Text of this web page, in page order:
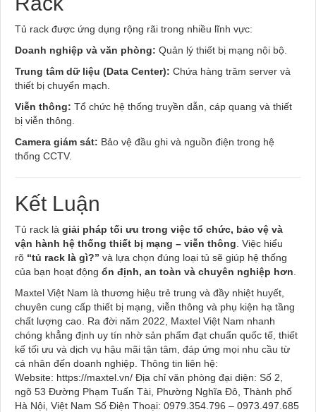
Tủ rack được ứng dụng rộng rãi trong nhiều lĩnh vực:
Doanh nghiệp và văn phòng: Quản lý thiết bị mạng nội bộ.
Trung tâm dữ liệu (Data Center): Chứa hàng trăm server và
thiết bị chuyển mạch.
Viễn thông: Tổ chức hệ thống truyền dẫn, cáp quang và thiết
bị viễn thông.
Camera giám sát: Bảo vệ đầu ghi và nguồn điện trong hệ
thống CCTV.
Kết Luận
Tủ rack là giải pháp tối ưu trong việc tổ chức, bảo vệ và
vận hành hệ thống thiết bị mạng – viễn thông . Việc hiểu
rõ “tủ rack là gì?” và lựa chọn đúng loại tủ sẽ giúp hệ thống
của bạn hoạt động ổn định, an toàn và chuyên nghiệp hơn
Maxtel Việt Nam là thương hiệu trẻ trung và đầy nhiệt huyết,
chuyên cung cấp thiết bị mạng, viễn thông và phụ kiện hạ tầng
chất lượng cao. Ra đời năm 2022, Maxtel Việt Nam nhanh
chóng khẳng định uy tín nhờ sản phẩm đạt chuẩn quốc tế, thiết
kế tối ưu và dịch vụ hậu mãi tận tâm, đáp ứng mọi nhu cầu từ
cá nhân đến doanh nghiệp. Thông tin liên hệ:
Website: https://maxtel.vn/ Địa chỉ văn phòng đại diện: Số 2,
ngõ 53 Đường Phạm Tuấn Tài, Phường Nghĩa Đô, Thành phố
Hà Nội, Việt Nam Số Điện Thoại: 0979.354.796 – 0973.497.685